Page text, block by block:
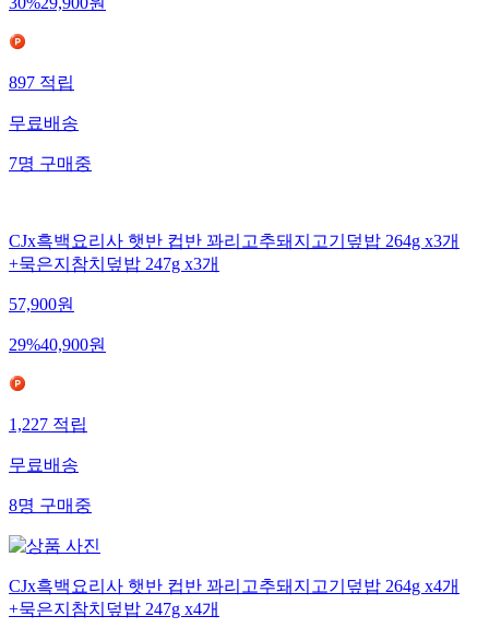
897 적립
무료배송
7명 구매중
CJx흑백요리사 햇반 컵반 꽈리고추돼지고기덮밥 264g x3개
+묵은지참치덮밥 247g x3개
57,900원
29%40,900원
1,227적립
무료배송
8명구매중
CJx흑백요리사 햇반 컵반 꽈리고추돼지고기덮밥 264g x4개
+묵은지참치덮밥 247g x4개